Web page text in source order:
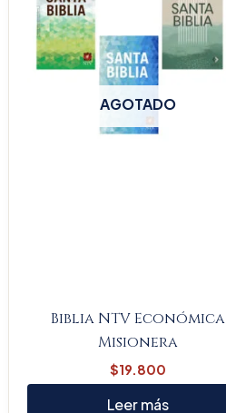
AGOTADO
Biblia NTV Económica
Misionera
$19.800
Leer más